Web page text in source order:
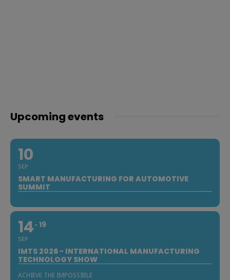
Upcoming events
10
SEP
SMART MANUFACTURING FOR AUTOMOTIVE
SUMMIT
14
SEP
19
IMTS 2026 - INTERNATIONAL MANUFACTURING
TECHNOLOGY SHOW
ACHIEVE THE IMPOSSIBLE